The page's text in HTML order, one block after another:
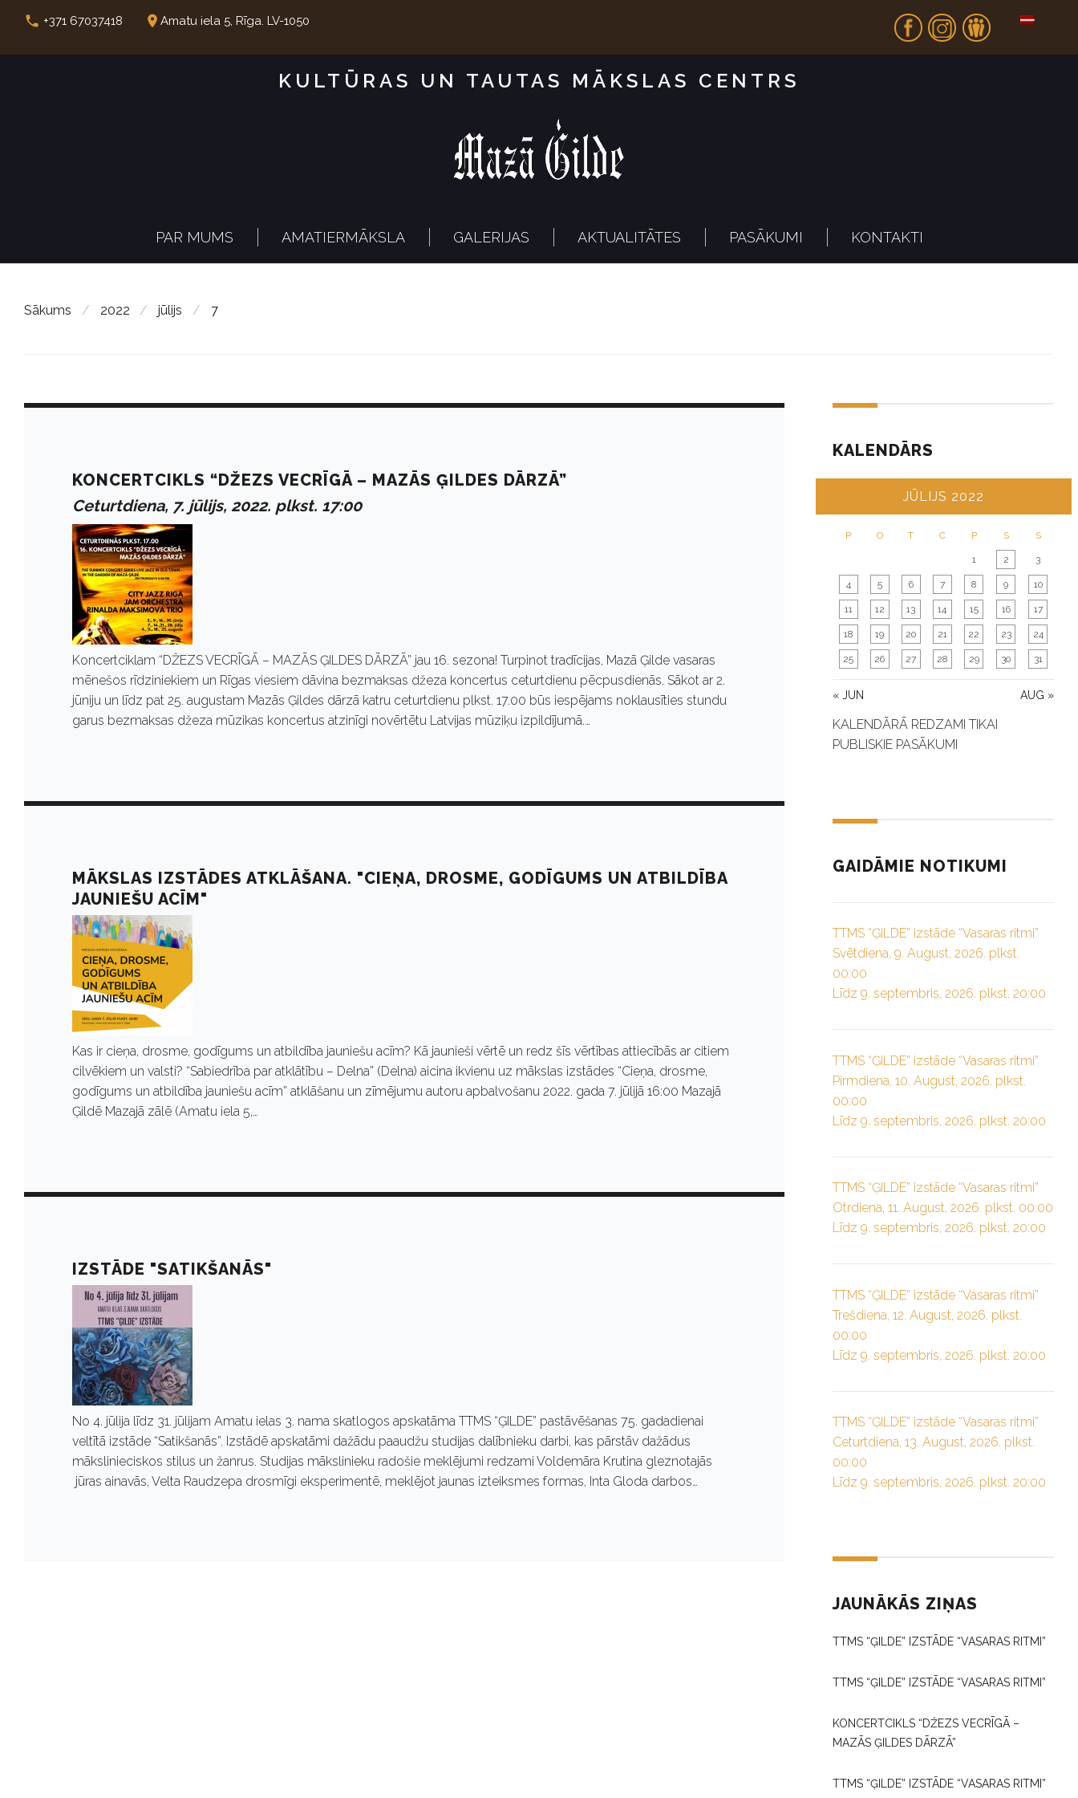
e
Fb In Dr
call +371 67037418 place Amatu iela 5, Rīga. LV-1050
KULTŪRAS UN TAUTAS MĀKSLAS CENTRS
PAR MUMS AMATIERMĀKSLA GALERIJAS AKTUALITĀTES PASĀKUMI KONTAKTI
Sākums / 2022 / jūlijs / 7
i
2
KONCERTCIKLS “DŽEZS VECRĪGĀ – MAZĀS ĢILDES DĀRZĀ”
Ceturtdiena, 7. jūlijs, 2022. plkst. 17:00
Koncertciklam “DŽEZS VECRĪGĀ – MAZĀS ĢILDES DĀRZĀ” jau 16. sezona! Turpinot tradīcijas, Mazā Ģilde vasaras
mēnešos rīdziniekiem un Rīgas viesiem dāvina bezmaksas džeza koncertus ceturtdienu pēcpusdienās. Sākot ar 2.
jūniju un līdz pat 25. augustam Mazās Ģildes dārzā katru ceturtdienu plkst. 17.00 būs iespējams noklausīties stundu
garus bezmaksas džeza mūzikas koncertus atzinīgi novērtētu Latvijas mūziķu izpildījumā.…
MĀKSLAS IZSTĀDES ATKLĀŠANA. "CIEŅA, DROSME, GODĪGUMS UN ATBILDĪBA
JAUNIEŠU ACĪM"
Kas ir cieņa, drosme, godīgums un atbildība jauniešu acīm? Kā jaunieši vērtē un redz šīs vērtības attiecībās ar citiem
cilvēkiem un valsti? “Sabiedrība par atklātību – Delna” (Delna) aicina ikvienu uz mākslas izstādes “Cieņa, drosme,
godīgums un atbildība jauniešu acīm” atklāšanu un zīmējumu autoru apbalvošanu 2022. gada 7. jūlijā 16:00 Mazajā
Ģildē Mazajā zālē (Amatu iela 5,…
IZSTĀDE "SATIKŠANĀS"
No 4. jūlija līdz 31. jūlijam Amatu ielas 3. nama skatlogos apskatāma TTMS “ĢILDE” pastāvēšanas 75. gadadienai
veltītā izstāde “Satikšanās”. Izstādē apskatāmi dažādu paaudžu studijas dalībnieku darbi, kas pārstāv dažādus
mākslinieciskos stilus un žanrus. Studijas mākslinieku radošie meklējumi redzami Voldemāra Krutina gleznotajās
jūras ainavās, Velta Raudzepa drosmīgi eksperimentē, meklējot jaunas izteiksmes formas, Inta Gloda darbos…
KALENDĀRS
JŪLIJS 2022
P O T C P S S
« JUN AUG »
1 2 3
4 5 6 7 8 9 10
11 12 13 14 15 16 17
18 19 20 21 22 23 24
25 26 27 28 29 30 31
KALENDĀRĀ REDZAMI TIKAI
PUBLISKIE PASĀKUMI
GAIDĀMIE NOTIKUMI
TTMS “ĢILDE” izstāde “Vasaras ritmi”
Svētdiena, 9. August, 2026. plkst.
00:00
Līdz 9. septembris, 2026. plkst. 20:00
TTMS “ĢILDE” izstāde “Vasaras ritmi”
Pirmdiena, 10. August, 2026. plkst.
00:00
Līdz 9. septembris, 2026. plkst. 20:00
TTMS “ĢILDE” izstāde “Vasaras ritmi”
Otrdiena, 11. August, 2026. plkst. 00:00
Līdz 9. septembris, 2026. plkst. 20:00
TTMS “ĢILDE” izstāde “Vasaras ritmi”
Trešdiena, 12. August, 2026. plkst.
00:00
Līdz 9. septembris, 2026. plkst. 20:00
TTMS “ĢILDE” izstāde “Vasaras ritmi”
Ceturtdiena, 13. August, 2026. plkst.
00:00
Līdz 9. septembris, 2026. plkst. 20:00
JAUNĀKĀS ZIŅAS
TTMS “ĢILDE” IZSTĀDE “VASARAS RITMI”
TTMS “ĢILDE” IZSTĀDE “VASARAS RITMI”
KONCERTCIKLS “DŽEZS VECRĪGĀ –
MAZĀS ĢILDES DĀRZĀ”
TTMS “ĢILDE” IZSTĀDE “VASARAS RITMI”